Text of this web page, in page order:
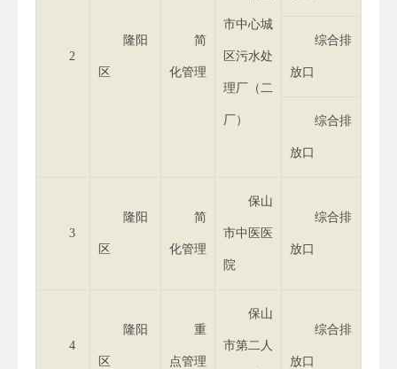
2
隆阳
区
简
化管理
市中心城
区污水处
理厂（二
厂）
综合排
放口
综合排
放口
3
隆阳
区
简
化管理
保山
市中医医
院
综合排
放口
4
隆阳
区
重
点管理
保山
市第二人
综合排
放口